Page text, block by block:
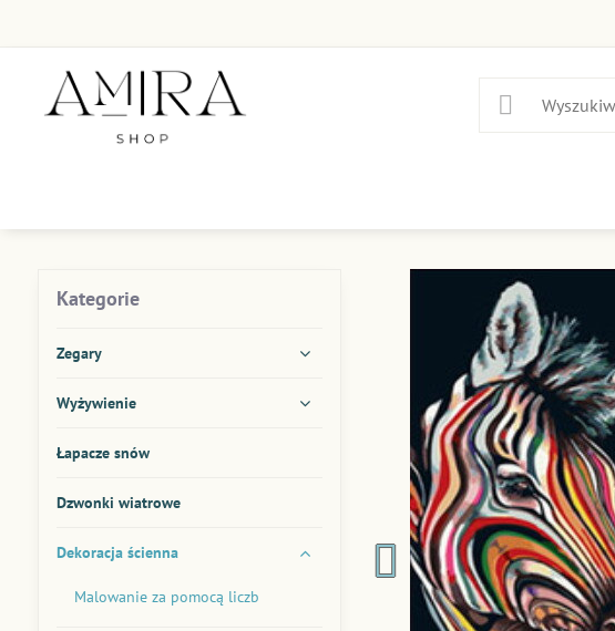
Kategorie
Zegary
Wyżywienie
Łapacze snów
Dzwonki wiatrowe
Dekoracja ścienna
Malowanie za pomocą liczb